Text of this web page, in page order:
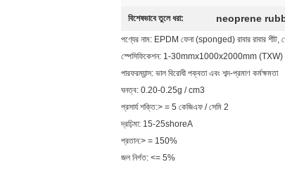
বিশেষভাবে তুলে ধরা: neoprene
পণ্যের নাম: EPDM ফেনা (sponged) রাবার রাবার শীট,
স্পেসিফিকেশন: 1-30mmx1000x2000mm (TXW)
পারফরম্যান্স: ভাল বিরোধী পক্বতা এবং শব্দ-প্রমাণ কর্মক্ষমতা
ঘনত্ব: 0.20-0.25g / cm3
প্রসার্য শক্তি:> = 5 কেজিএফ / সেমি 2
দ্রঢ়িমা: 15-25shoreA
প্রতান:> = 150%
জল নির্গত: <= 5%